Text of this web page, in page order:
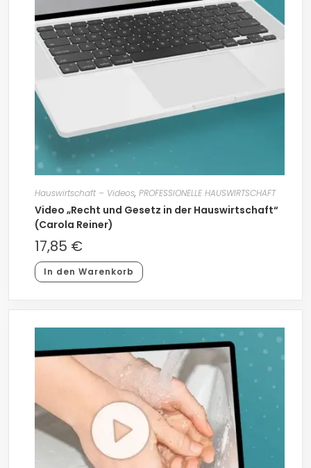
Hauswirtschaft – Videos, PROFESSIONELLE HAUSWIRTSCHAFT
Video „Recht und Gesetz in der Hauswirtschaft“
(Carola Reiner)
17,85 €
In den Warenkorb